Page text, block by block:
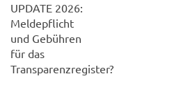
UPDATE 2026:
Meldepflicht
und Gebühren
für das
Transparenzregister?